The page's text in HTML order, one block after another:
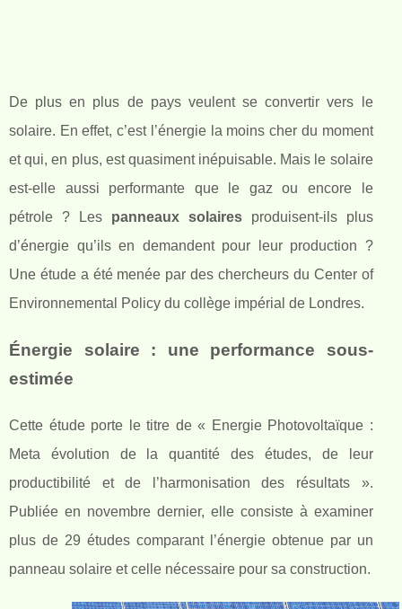
De plus en plus de pays veulent se convertir vers le
solaire. En effet, c’est l’énergie la moins cher du moment
et qui, en plus, est quasiment inépuisable. Mais le solaire
est-elle aussi performante que le gaz ou encore le
pétrole ? Les panneaux solairesproduisent-ils plus
d’énergie qu’ils en demandent pour leur production ?
Une étude a été menée par des chercheurs du Center of
Environnemental Policy du collège impérial de Londres.
Énergie solaire : une performance sous-
estimée
Cette étude porte le titre de « Energie Photovoltaïque :
Meta évolution de la quantité des études, de leur
productibilité et de l’harmonisation des résultats ».
Publiée en novembre dernier, elle consiste à examiner
plus de 29 études comparant l’énergie obtenue par un
panneau solaire et celle nécessaire pour sa construction.